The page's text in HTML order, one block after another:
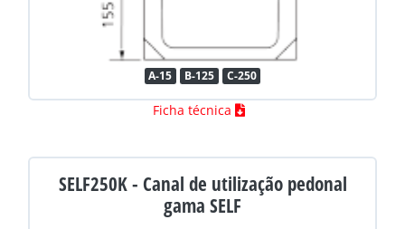
A-15 B-125 C-250
Ficha técnica
SELF250K - Canal de utilização pedonal
gama SELF